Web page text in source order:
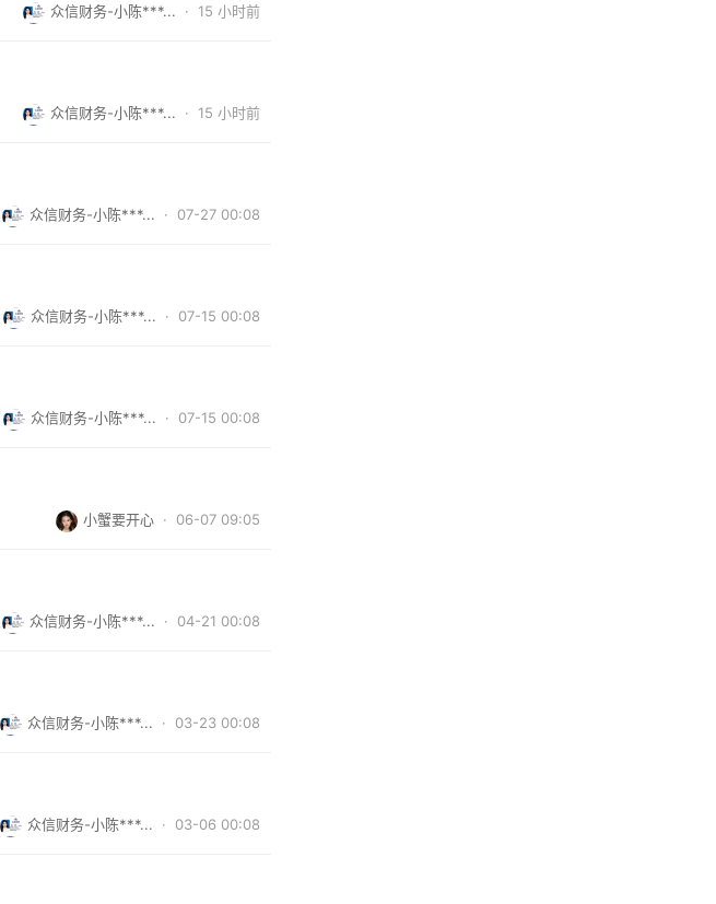
众信财务-小陈***... · 15 小时前
众信财务-小陈***... · 15 小时前
众信财务-小陈***... · 07-27 00:08
众信财务-小陈***... · 07-15 00:08
众信财务-小陈***... · 07-15 00:08
小蟹要开心 · 06-07 09:05
众信财务-小陈***... · 04-21 00:08
众信财务-小陈***... · 03-23 00:08
众信财务-小陈***... · 03-06 00:08